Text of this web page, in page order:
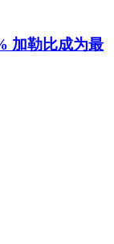
加勒比成为最